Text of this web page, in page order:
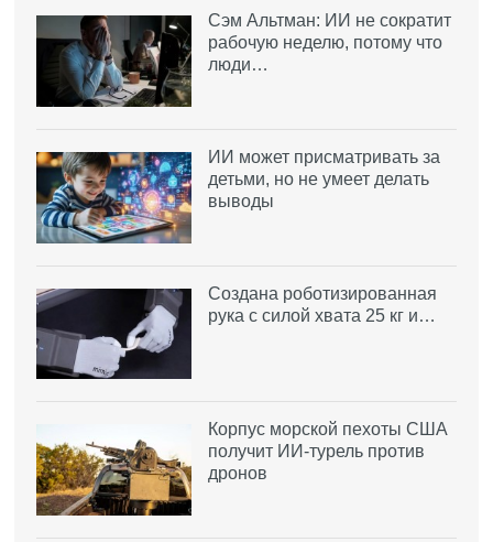
Сэм Альтман: ИИ не сократит
рабочую неделю, потому что
люди…
ИИ может присматривать за
детьми, но не умеет делать
выводы
Создана роботизированная
рука с силой хвата 25 кг и…
Корпус морской пехоты США
получит ИИ-турель против
дронов